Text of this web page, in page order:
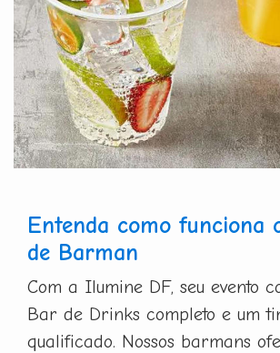
Entenda como funciona
de Barman
Com a Ilumine DF, seu evento
Bar de Drinks completo e um
qualificado. Nossos barmans